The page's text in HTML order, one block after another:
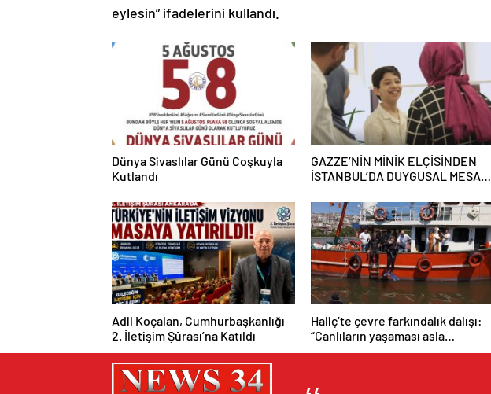
eylesin” ifadelerini kullandı.
Dünya Sivaslılar Günü Coşkuyla
Kutlandı
GAZZE’NİN MİNİK ELÇİSİNDEN
İSTANBUL’DA DUYGUSAL MESAJ:
Adil Koçalan, Cumhurbaşkanlığı
2. İletişim Şûrası’na Katıldı
Haliç’te çevre farkındalık dalışı:
“Canlıların yaşaması asla
mümkün değil”